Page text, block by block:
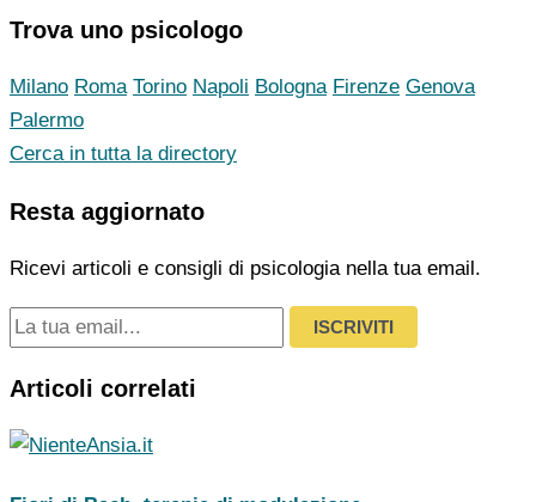
Trova uno psicologo
Milano Roma Torino Napoli Bologna Firenze Genova
Palermo
Cerca in tutta la directory
Resta aggiornato
Ricevi articoli e consigli di psicologia nella tua email.
ISCRIVITI
Articoli correlati